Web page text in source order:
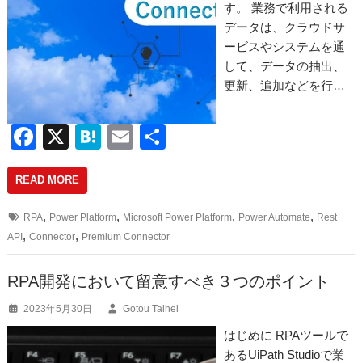
す。 業務で利用される
データは、クラウドサ
ービスやシステムを通
して、データの抽出、
更新、追加などを行…
F
a
c
e
b
o
k
X
H
n
a
E
READ MORE
RPA, Power Platform, Microsoft Power Platform, Power Automate, Rest
API,Connector, Premium Connector
RPA開発において留意すべき３つのポイント
2023年5月30日 Gotou Taihei
はじめに RPAツールで
あるUiPath Studioで業